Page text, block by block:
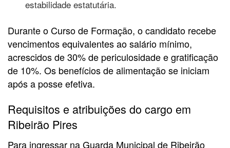
estabilidade estatutária.
Durante o Curso de Formação, o candidato recebe
vencimentos equivalentes ao salário mínimo,
acrescidos de 30% de periculosidade e gratificação
de 10%. Os benefícios de alimentação se iniciam
após a posse efetiva.
Requisitos e atribuições do cargo em
Ribeirão Pires
Para ingressar na Guarda Municipal de Ribeirão